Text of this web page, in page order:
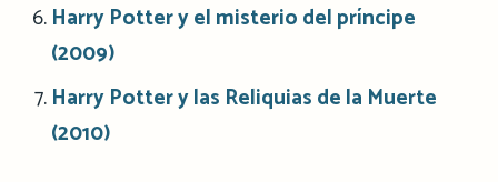
Harry Potter y el misterio del príncipe
(2009)
Harry Potter y las Reliquias de la Muerte
(2010)